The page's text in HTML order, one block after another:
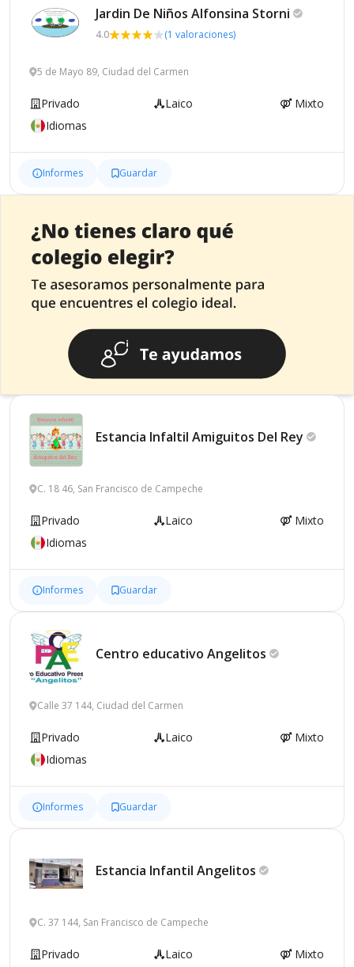
Jardin De Niños Alfonsina Storni
4.0 (1 valoraciones)
5 de Mayo 89, Ciudad del Carmen
Privado Laico
Mixto
Idiomas
Informes Guardar
Estancia Infaltil Amiguitos Del Rey
C. 18 46, San Francisco de Campeche
Privado Laico
Mixto
Idiomas
Informes Guardar
Centro educativo Angelitos
Calle 37 144, Ciudad del Carmen
Privado Laico
Mixto
Idiomas
Informes Guardar
Estancia Infantil Angelitos
C. 37 144, San Francisco de Campeche
Privado Laico
Mixto